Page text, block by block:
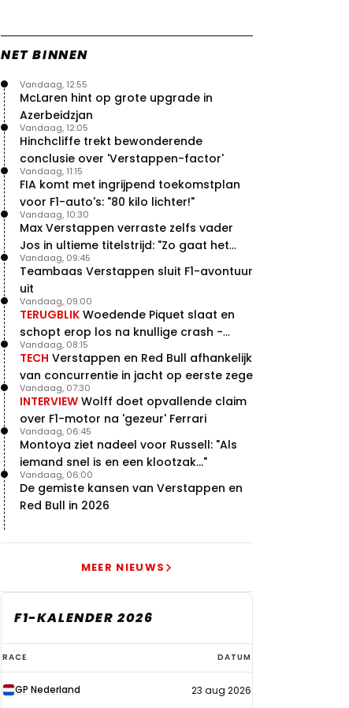
NET BINNEN
McLaren hint op grote upgrade in
Azerbeidzjan
Vandaag, 12:55
Hinchcliffe trekt bewonderende
conclusie over 'Verstappen-factor'
Vandaag, 12:05
FIA komt met ingrijpend toekomstplan
voor F1-auto's: "80 kilo lichter!"
Vandaag, 11:15
Max Verstappen verraste zelfs vader
Jos in ultieme titelstrijd: "Zo gaat het
altijd!"
Vandaag, 10:30
Teambaas Verstappen sluit F1-avontuur
uit
Vandaag, 09:45
TERUGBLIK Woedende Piquet slaat en
schopt erop los na knullige crash -
terugblik
Vandaag, 09:00
TECH Verstappen en Red Bull afhankelijk
van concurrentie in jacht op eerste zege
Vandaag, 08:15
INTERVIEW Wolff doet opvallende claim
over F1-motor na 'gezeur' Ferrari
Vandaag, 07:30
Montoya ziet nadeel voor Russell: "Als
iemand snel is en een klootzak..."
Vandaag, 06:45
De gemiste kansen van Verstappen en
Red Bull in 2026
Vandaag, 06:00
MEER NIEUWS
F1-KALENDER 2026
F1-
kalender
2026
RACE DATUM
GP Nederland 23 aug 2026